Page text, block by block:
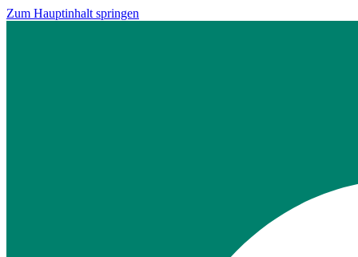
Zum Hauptinhalt springen